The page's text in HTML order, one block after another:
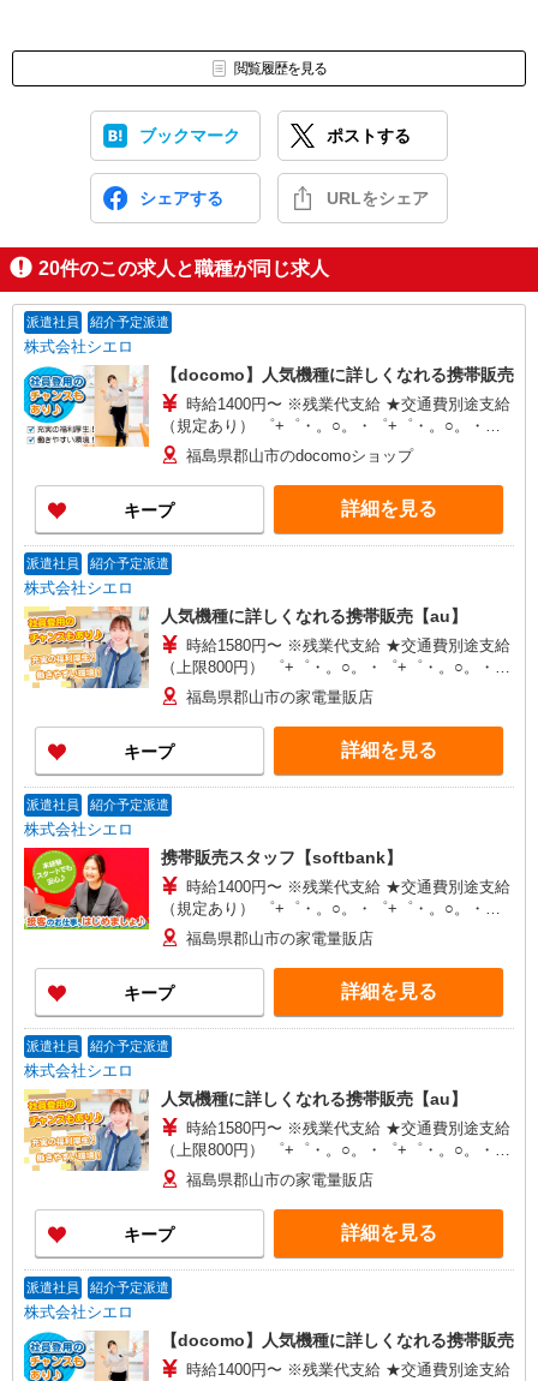
閲覧履歴を見る
ブックマーク ポストする
シェアする URLをシェア
20件のこの求人と職種が同じ求人
派遣社員 紹介予定派遣
株式会社シエロ
【docomo】人気機種に詳しくなれる携帯販売
時給1400円〜 ※残業代支給 ★交通費別途支給
（規定あり） ゜+゜・。○。・゜+゜・。○。・゜
+゜ 入社祝い金10万円支給(規定有) お友達を紹介
頂くと, インセンティブ支給(規定有) ★月2回払
い・週払い可能（規程有）★ ゜・。○。・゜
+゜・。○。・゜+゜
福島県郡山市のdocomoショップ
キープ 詳細を見る
派遣社員 紹介予定派遣
株式会社シエロ
人気機種に詳しくなれる携帯販売【au】
時給1580円〜 ※残業代支給 ★交通費別途支給
（上限800円） ゜+゜・。○。・゜+゜・。○。・゜
+゜ 入社祝い金10万円支給(規定有) お友達を紹介
頂くと, インセンティブ支給(規定有) ★月2回払
い・週払い可能（規程有）★ ゜・。○。・゜
+゜・。○。・゜+゜
福島県郡山市の家電量販店
キープ 詳細を見る
派遣社員 紹介予定派遣
株式会社シエロ
携帯販売スタッフ【softbank】
時給1400円〜 ※残業代支給 ★交通費別途支給
（規定あり） ゜+゜・。○。・゜+゜・。○。・゜
+゜ 入社祝い金10万円支給(規定有) お友達を紹介
頂くと, インセンティブ支給(規定有) ★月2回払
い・週払い可能（規程有）★ ゜・。○。・゜
+゜・。○。・゜+゜
福島県郡山市の家電量販店
キープ 詳細を見る
派遣社員 紹介予定派遣
株式会社シエロ
人気機種に詳しくなれる携帯販売【au】
時給1580円〜 ※残業代支給 ★交通費別途支給
（上限800円） ゜+゜・。○。・゜+゜・。○。・゜
+゜ 入社祝い金10万円支給(規定有) お友達を紹介
頂くと, インセンティブ支給(規定有) ★月2回払
い・週払い可能（規程有）★ ゜・。○。・゜
+゜・。○。・゜+゜
福島県郡山市の家電量販店
キープ 詳細を見る
派遣社員 紹介予定派遣
株式会社シエロ
【docomo】人気機種に詳しくなれる携帯販売
時給1400円〜 ※残業代支給 ★交通費別途支給